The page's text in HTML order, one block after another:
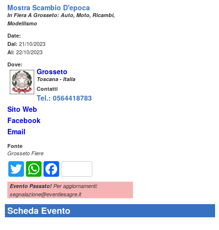
Mostra Scambio D'epoca
In Fiera A Grosseto: Auto, Moto, Ricambi,
Modellismo
Date:
Dal: 21/10/2023
Al: 22/10/2023
Dove:
Grosseto
Toscana - Italia
Contatti
Tel.: 0564418783
Sito Web
Facebook
Email
Fonte
Grosseto Fiere
Twitter WhatsAppFacebook
Evento Passato! Per aggiornamenti:
segnalazione@eventiesagre.it
Scheda Evento